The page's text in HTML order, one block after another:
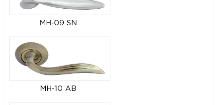
MH-09 SN
MH-10 AB